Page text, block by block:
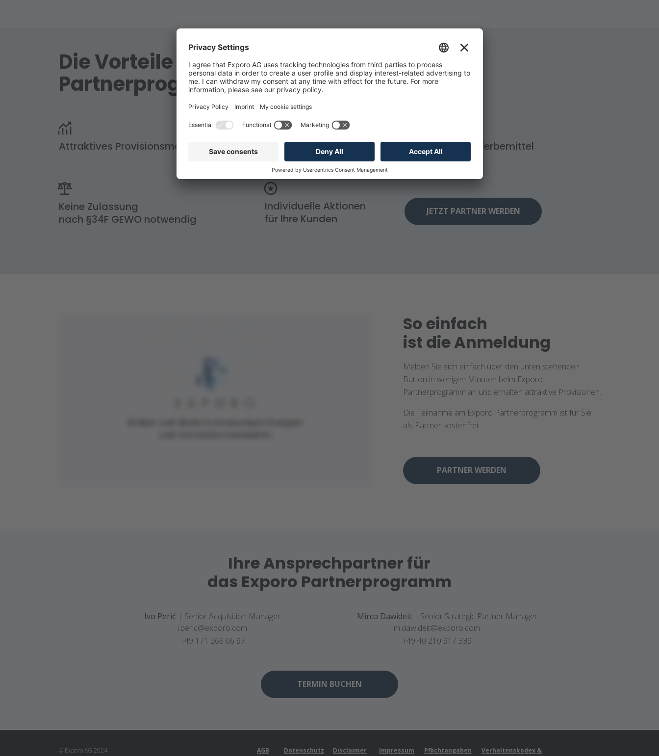
JETZT PARTNER WERDEN
© Exporo AG 2024 Impressum Pflichtangaben
Datenschutz Verhaltenskodex &
Disclaimer
AGB
Ihre Ansprechpartner für
das Exporo Partnerprogramm
So einfach
ist die Anmeldung
Melden Sie sich einfach über den unten stehenden
Button in wenigen Minuten beim Exporo
Partnerprogramm an und erhalten attraktive Provisionen.
Die Teilnahme am Exporo Partnerprogramm ist für Sie
als Partner kostenfrei.
PARTNER WERDEN
Die Vorteile des Exporo
Partnerprogramms
Attraktives Provisionsmodell Kundenschutz Professionelle Werbemittel
Keine Zulassung
nach §34F GEWO notwendig
Individuelle Aktionen
für Ihre Kunden
Ivo Perić | Senior Acquisition Manager
i.peric@exporo.com
+49 171 268 06 97
TERMIN BUCHEN
Mirco Dawideit| Senior Strategic Partner Manager
m.dawideit@exporo.com
+49 40 210 917 339